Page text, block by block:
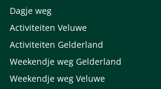
Dagje weg
Activiteiten Veluwe
Activiteiten Gelderland
Weekendje weg Gelderland
Weekendje weg Veluwe